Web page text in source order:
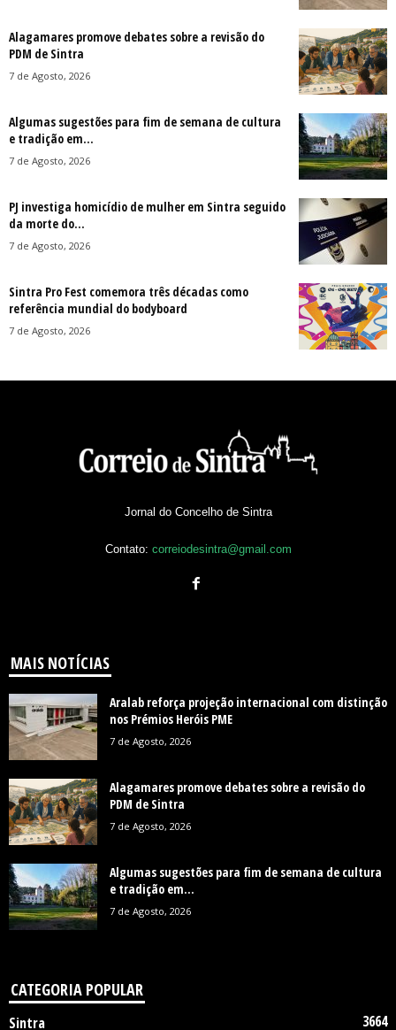
Alagamares promove debates sobre a revisão do
PDM de Sintra
7 de Agosto, 2026
Algumas sugestões para fim de semana de cultura
e tradição em...
7 de Agosto, 2026
PJ investiga homicídio de mulher em Sintra seguido
da morte do...
7 de Agosto, 2026
Sintra Pro Fest comemora três décadas como
referência mundial do bodyboard
7 de Agosto, 2026
Jornal do Concelho de Sintra
Contato: correiodesintra@gmail.com
MAIS NOTÍCIAS
Aralab reforça projeção internacional com distinção
nos Prémios Heróis PME
7 de Agosto, 2026
Alagamares promove debates sobre a revisão do
PDM de Sintra
7 de Agosto, 2026
Algumas sugestões para fim de semana de cultura
e tradição em...
7 de Agosto, 2026
CATEGORIA POPULAR
Sintra 3664